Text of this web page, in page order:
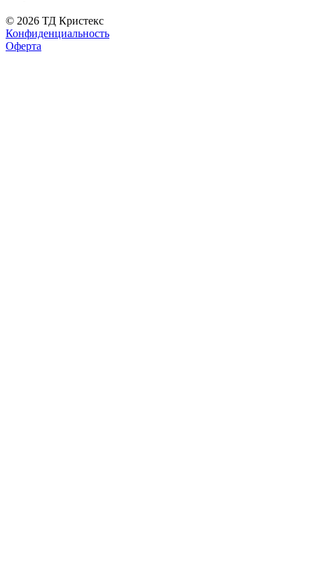
© 2026 ТД Кристекс
Конфиденциальность
Оферта